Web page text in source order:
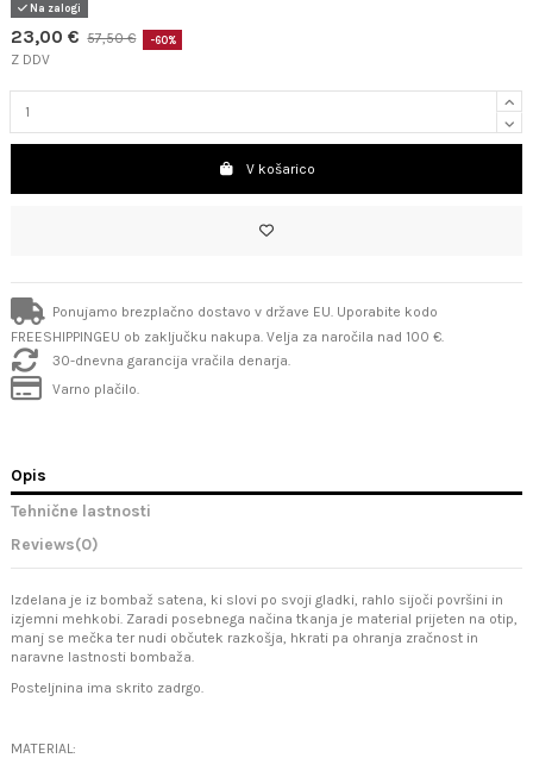
Na zalogi
23,00 € 57,50 € -60%
Z DDV
V košarico
Ponujamo brezplačno dostavo v države EU. Uporabite kodo
FREESHIPPINGEU ob zaključku nakupa. Velja za naročila nad 100 €.
30-dnevna garancija vračila denarja.
Varno plačilo.
Opis
Tehnične lastnosti
Reviews(0)
Izdelana je iz bombaž satena, ki slovi po svoji gladki, rahlo sijoči površini in
izjemni mehkobi. Zaradi posebnega načina tkanja je material prijeten na otip,
manj se mečka ter nudi občutek razkošja, hkrati pa ohranja zračnost in
naravne lastnosti bombaža.
Posteljnina ima skrito zadrgo.
MATERIAL: